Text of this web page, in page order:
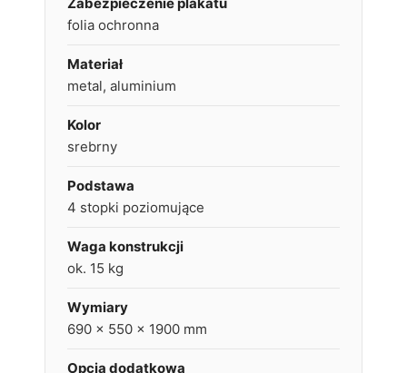
folia ochronna
Materiał
metal, aluminium
Kolor
srebrny
Podstawa
4 stopki poziomujące
Waga konstrukcji
ok. 15 kg
Wymiary
690 x 550 x 1900 mm
Opcja dodatkowa